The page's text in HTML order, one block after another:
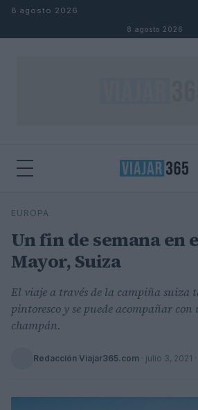
Saltar al contenido
8 agosto 2026
8 agosto 2026
Buscar
EUROPA
Un fin de semana en
Mayor, Suiza
El viaje a través de la campiña suiza
pintoresco y se puede acompañar con
champán.
Redacción Viajar365.com · julio 3, 2021